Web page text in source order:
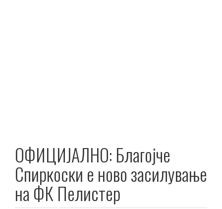
ОФИЦИЈАЛНО: Благојче
Спиркоски е ново засилување
на ФК Пелистер